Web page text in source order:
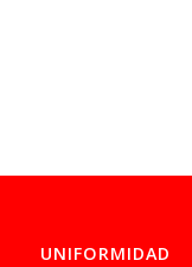
UNIFORMIDAD